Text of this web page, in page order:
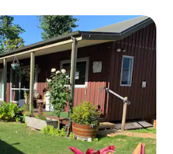
s oznakom „Odabrali gosti”